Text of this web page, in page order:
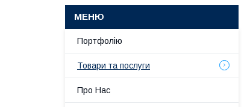
Портфолію
Товари та послуги
Про Нас